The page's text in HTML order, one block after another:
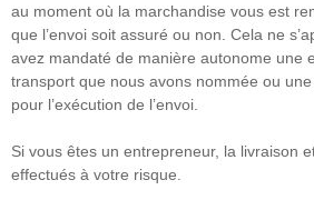
au moment où la marchandise vous est
que l’envoi soit assuré ou non. Cela ne
avez mandaté de manière autonome une
transport que nous avons nommée ou
pour l’exécution de l’envoi.
Si vous êtes un entrepreneur, la livraison
effectués à votre risque.